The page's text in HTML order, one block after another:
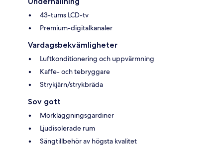
43-tums LCD-tv
Premium-digitalkanaler
Vardagsbekvämligheter
Luftkonditionering och uppvärmning
Kaffe- och tebryggare
Strykjärn/strykbräda
Sov gott
Mörkläggningsgardiner
Ljudisolerade rum
Sängtillbehör av högsta kvalitet